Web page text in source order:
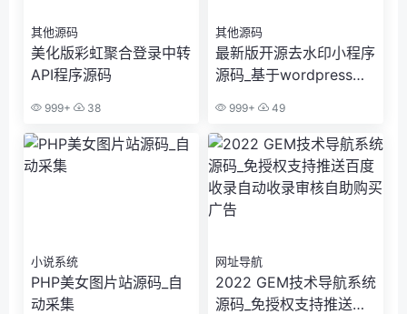
其他源码
美化版彩虹聚合登录中转
API程序源码
999+ 38
其他源码
最新版开源去水印小程序
源码_基于wordpress开
999+ 49
小说系统
PHP美女图片站源码_自
动采集
网址导航
2022 GEM技术导航系统
源码_免授权支持推送百